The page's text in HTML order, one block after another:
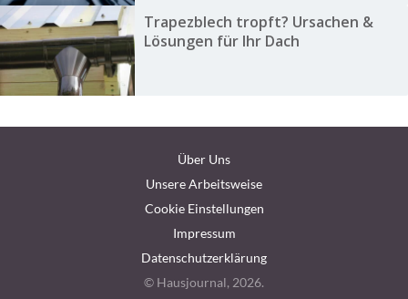
Trapezblech tropft? Ursachen &
Lösungen für Ihr Dach
Über Uns
Unsere Arbeitsweise
Cookie Einstellungen
Impressum
Datenschutzerklärung
© Hausjournal, 2026.